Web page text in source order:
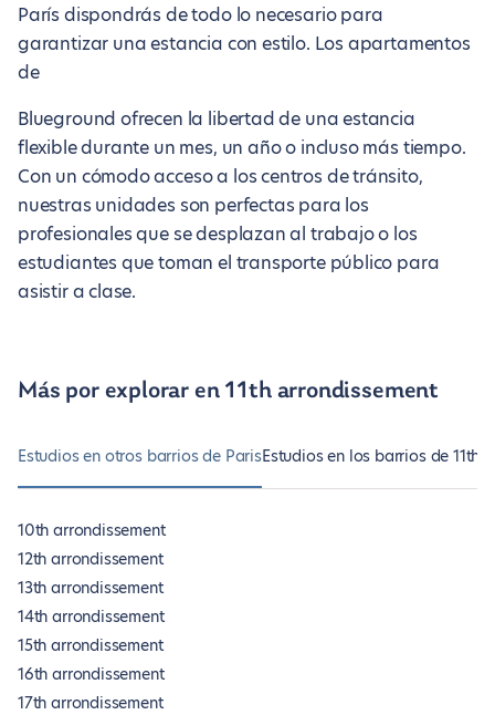
París dispondrás de todo lo necesario para
garantizar una estancia con estilo. Los apartamentos
de
Blueground ofrecen la libertad de una estancia
flexible durante un mes, un año o incluso más tiempo.
Con un cómodo acceso a los centros de tránsito,
nuestras unidades son perfectas para los
profesionales que se desplazan al trabajo o los
estudiantes que toman el transporte público para
asistir a clase.
Más por explorar en 11th arrondissement
Estudios en otros barrios de ParisEstudios en los barrios de 11th
10th arrondissement
12th arrondissement
13th arrondissement
14th arrondissement
15th arrondissement
16th arrondissement
17th arrondissement